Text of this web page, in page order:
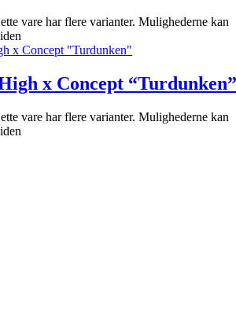
vare har flere varianter. Mulighederne kan
x Concept “Turdunken”
vare har flere varianter. Mulighederne kan